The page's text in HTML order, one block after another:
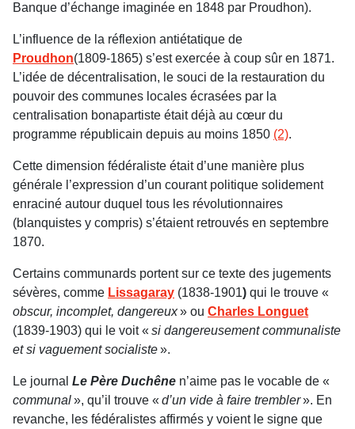
Banque d’échange imaginée en 1848 par Proudhon).
L’influence de la réflexion antiétatique de
Proudhon(1809-1865) s’est exercée à coup sûr en 1871.
L’idée de décentralisation, le souci de la restauration du
pouvoir des communes locales écrasées par la
centralisation bonapartiste était déjà au cœur du
programme républicain depuis au moins 1850 (2).
Cette dimension fédéraliste était d’une manière plus
générale l’expression d’un courant politique solidement
enraciné autour duquel tous les révolutionnaires
(blanquistes y compris) s’étaient retrouvés en septembre
1870.
Certains communards portent sur ce texte des jugements
sévères, comme Lissagaray (1838-1901) qui le trouve «
obscur, incomplet, dangereux» ou Charles Longuet
(1839-1903) qui le voit « si dangereusement communaliste
et si vaguement socialiste».
Le journal Le Père Duchêne n’aime pas le vocable de «
communal», qu’il trouve « d’un vide à faire trembler». En
revanche, les fédéralistes affirmés y voient le signe que